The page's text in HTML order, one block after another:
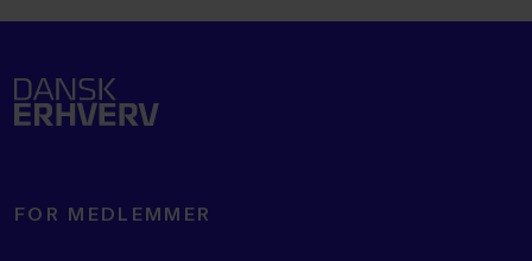
FOR MEDLEMMER